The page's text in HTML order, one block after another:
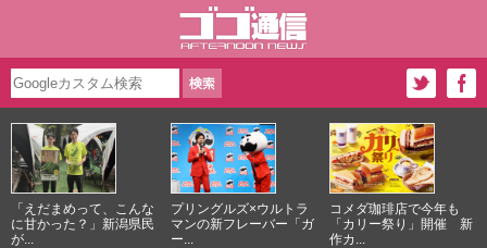
「えだまめって、こんな
に甘かった？」新潟県民
が...
プリングルズ×ウルトラ
マンの新フレーバー「ガ
ー...
コメダ珈琲店で今年も
「カリー祭り」開催 新
作カ...